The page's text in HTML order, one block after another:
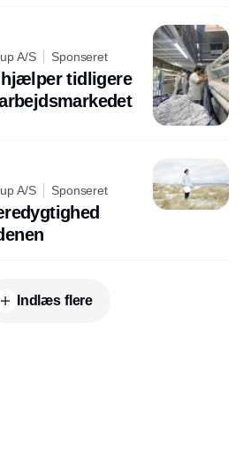
A/S Sponseret
hjælper tidligere
A/S Sponseret
Indlæs flere